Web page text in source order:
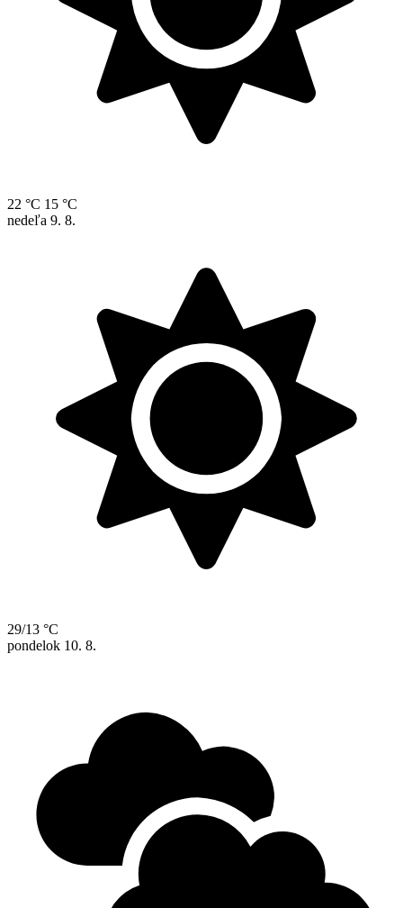
22 °C 15 °C
nedeľa 9. 8.
29/13 °C
pondelok 10. 8.